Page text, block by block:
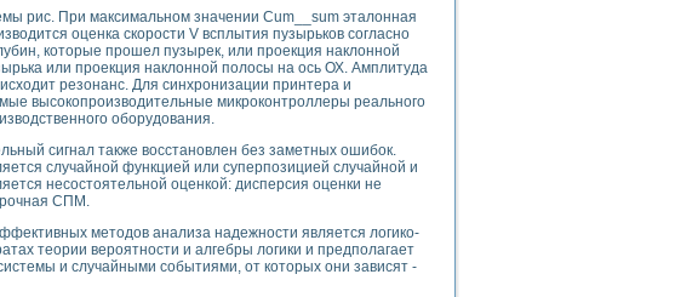
состава
трубах
систем
экраноплана
акустической эмиссии
характеристик и параметров силовых полупроводниковых приборов
методом
средств NATIONAL INSTRUMENTS
рис. При максимальном значении Cum__sum эталонная
оценка скорости V всплытия пузырьков согласно
которые прошел пузырек, или проекция наклонной
или проекция наклонной полосы на ось ОХ. Амплитуда
резонанс. Для синхронизации принтера и
высокопроизводительные микроконтроллеры реального
оборудования.
сигнал также восстановлен без заметных ошибок.
случайной функцией или суперпозицией случайной и
несостоятельной оценкой: дисперсия оценки не
СПМ.
методов анализа надежности является логико-
теории вероятности и алгебры логики и предполагает
и случайными событиями, от которых они зависят -